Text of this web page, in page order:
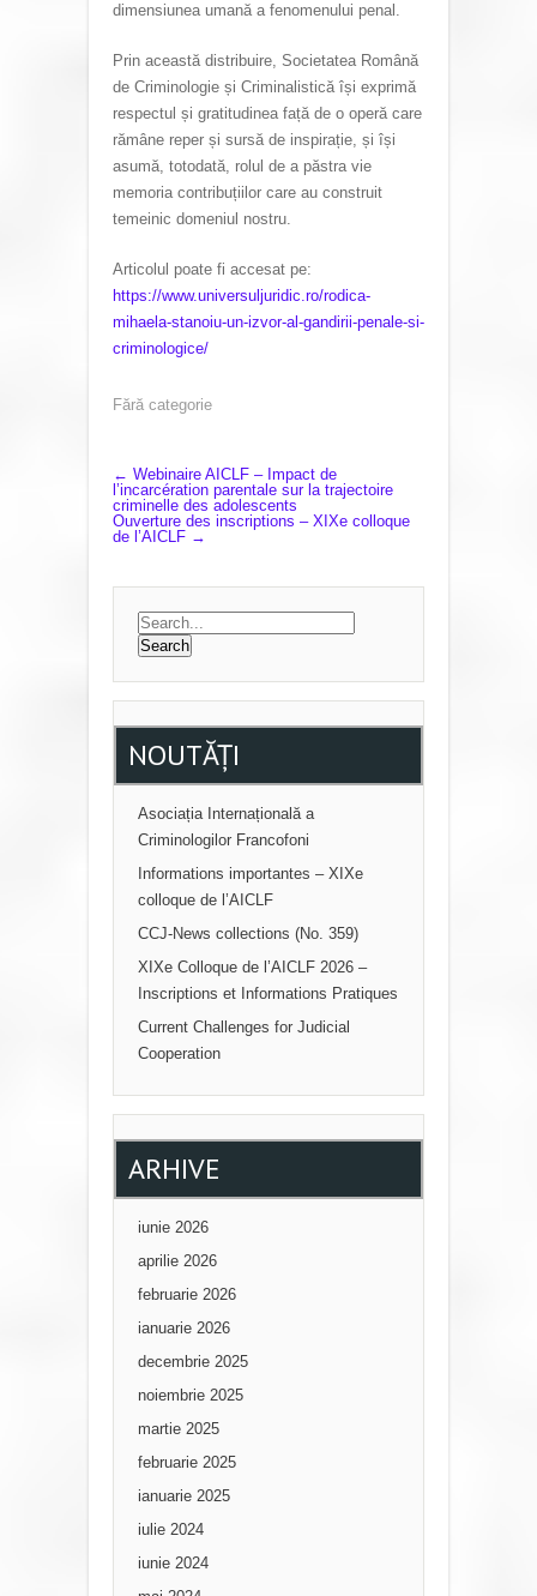
dimensiunea umană a fenomenului penal.
Prin această distribuire, Societatea Română
de Criminologie și Criminalistică își exprimă
respectul și gratitudinea față de o operă care
rămâne reper și sursă de inspirație, și își
asumă, totodată, rolul de a păstra vie
memoria contribuțiilor care au construit
temeinic domeniul nostru.
Articolul poate fi accesat pe:
https://www.universuljuridic.ro/rodica-
mihaela-stanoiu-un-izvor-al-gandirii-penale-si-
criminologice/
Fără categorie
P
O
S
T
V
I
G
← Webinaire AICLF – Impact de
l’incarcération parentale sur la trajectoire
criminelle des adolescents
Ouverture des inscriptions – XIXe colloque
de l’AICLF →
NOUTĂȚI
Asociația Internațională a
Criminologilor Francofoni
Informations importantes – XIXe
colloque de l’AICLF
CCJ-News collections (No. 359)
XIXe Colloque de l’AICLF 2026 –
Inscriptions et Informations Pratiques
Current Challenges for Judicial
Cooperation
ARHIVE
iunie 2026
aprilie 2026
februarie 2026
ianuarie 2026
decembrie 2025
noiembrie 2025
martie 2025
februarie 2025
ianuarie 2025
iulie 2024
iunie 2024